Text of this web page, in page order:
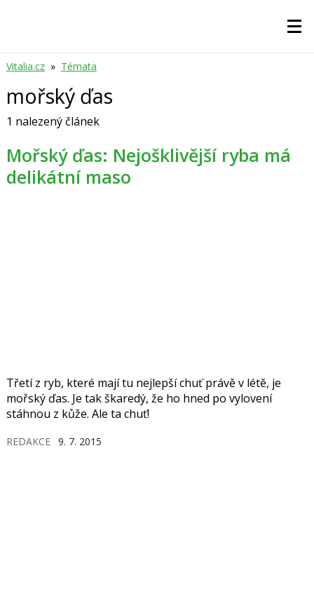
Vitalia.cz » Témata
mořský ďas
1 nalezený článek
Mořský ďas: Nejošklivější ryba má
delikátní maso
Třetí z ryb, které mají tu nejlepší chuť právě v létě, je
mořský ďas. Je tak škaredý, že ho hned po vylovení
stáhnou z kůže. Ale ta chuť!
REDAKCE 9. 7. 2015